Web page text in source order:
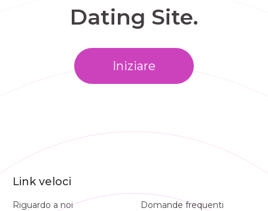
Dating Site.
Iniziare
Link veloci
Riguardo a noi
Domande frequenti